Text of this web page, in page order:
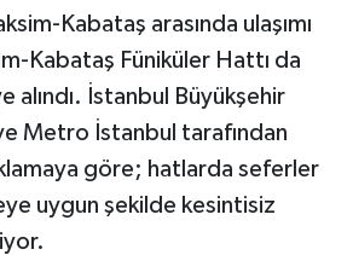
Kabataş arasında ulaşımı
Kabataş Füniküler Hattı da
alındı. İstanbul Büyükşehir
Metro İstanbul tarafından
göre; hatlarda seferler
uygun şekilde kesintisiz